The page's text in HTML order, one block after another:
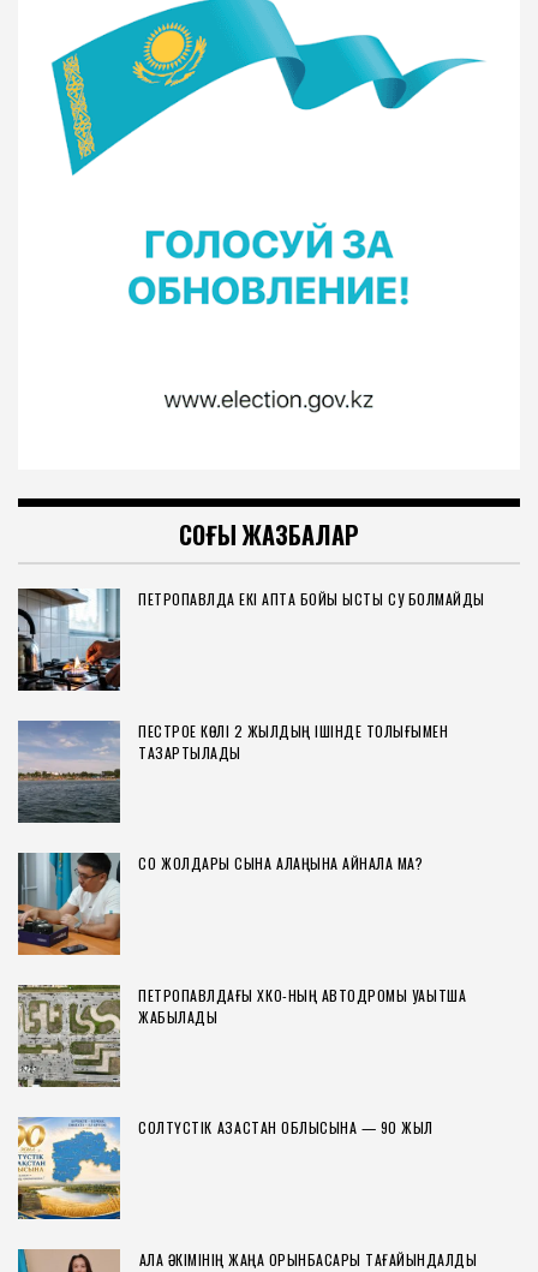
СОҢҒЫ ЖАЗБАЛАР
ПЕТРОПАВЛДА ЕКІ АПТА БОЙЫ ЫСТЫҚ СУ БОЛМАЙДЫ
ПЕСТРОЕ КӨЛІ 2 ЖЫЛДЫҢ ІШІНДЕ ТОЛЫҒЫМЕН
ТАЗАРТЫЛАДЫ
СҚО ЖОЛДАРЫ СЫНАҚ АЛАҢЫНА АЙНАЛА МА?
ПЕТРОПАВЛДАҒЫ ХҚКО-НЫҢ АВТОДРОМЫ УАҚЫТША
ЖАБЫЛАДЫ
СОЛТҮСТІК ҚАЗАҚСТАН ОБЛЫСЫНА — 90 ЖЫЛ
ҚАЛА ӘКІМІНІҢ ЖАҢА ОРЫНБАСАРЫ ТАҒАЙЫНДАЛДЫ